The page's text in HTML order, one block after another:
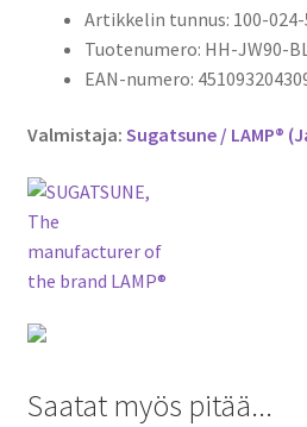
Artikkelin tunnus: 100-024-
Tuotenumero: HH-JW90-BL
EAN-numero:
Valmistaja: Sugatsune / LAMP®
Saatat myös pitää...